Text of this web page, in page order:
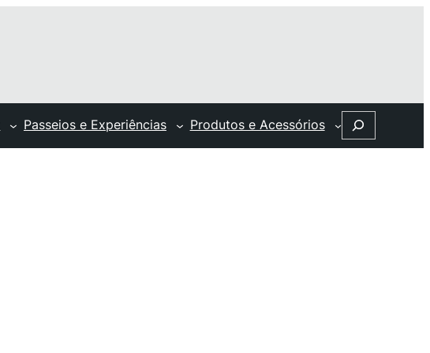
Passeios e Experiências Produtos e Acessórios Search